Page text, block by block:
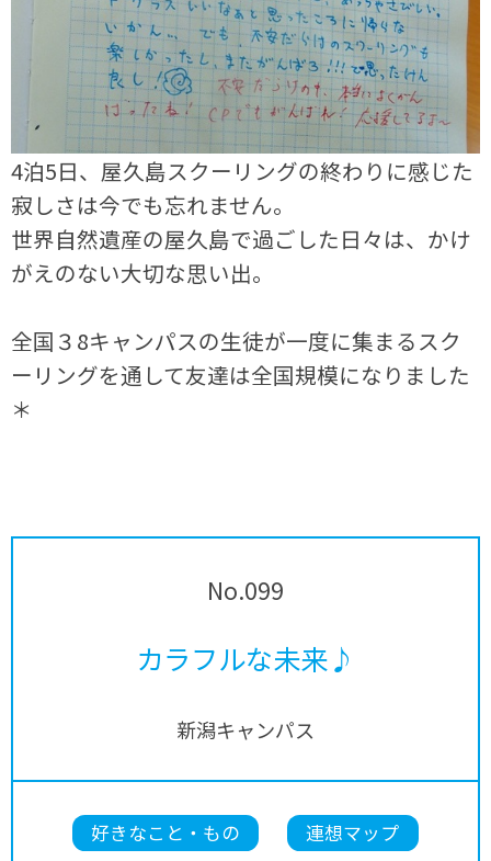
4泊5日、屋久島スクーリングの終わりに感じた
寂しさは今でも忘れません。
世界自然遺産の屋久島で過ごした日々は、かけ
がえのない大切な思い出。
全国３8キャンパスの生徒が一度に集まるスク
ーリングを通して友達は全国規模になりました
＊
No.099
カラフルな未来♪
新潟キャンパス
好きなこと・もの 連想マップ